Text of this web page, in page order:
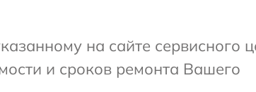
на сайте сервисного
и сроков ремонта Вашего